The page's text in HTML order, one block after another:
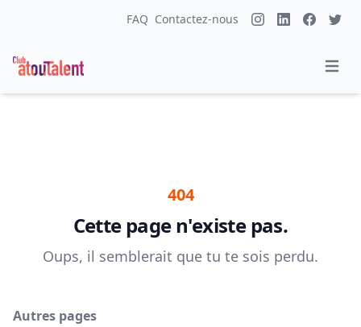
FAQ Contactez-nous
404
Cette page n'existe pas.
Oups, il semblerait que tu te sois perdu.
Autres pages